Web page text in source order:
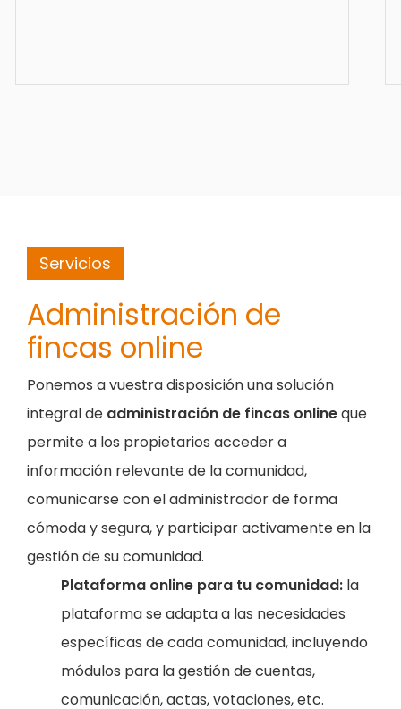
Servicios
Administración de
fincas online
Ponemos a vuestra disposición una solución
integral de administración de fincas onlineque
permite a los propietarios acceder a
información relevante de la comunidad,
comunicarse con el administrador de forma
cómoda y segura, y participar activamente en la
gestión de su comunidad.
Plataforma online para tu comunidad: la
plataforma se adapta a las necesidades
específicas de cada comunidad, incluyendo
módulos para la gestión de cuentas,
comunicación, actas, votaciones, etc.